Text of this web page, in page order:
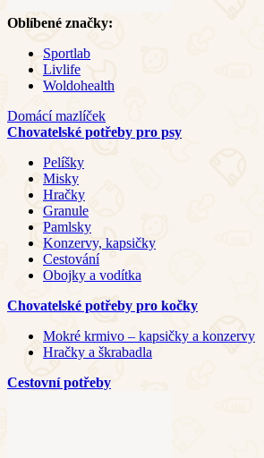
Oblíbené značky:
Sportlab
Livlife
Woldohealth
Domácí mazlíček
Chovatelské potřeby pro psy
Pelíšky
Misky
Hračky
Granule
Pamlsky
Konzervy, kapsičky
Cestování
Obojky a vodítka
Chovatelské potřeby pro kočky
Mokré krmivo – kapsičky a konzervy
Hračky a škrabadla
Cestovní potřeby